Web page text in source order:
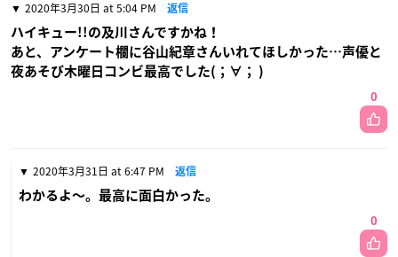
2020年3月30日 at 5:04 PM 返信
ハイキュー!!の及川さんですかね！
あと、アンケート欄に谷山紀章さんいれてほしかった…声優と
夜あそび木曜日コンビ最高でした(；∀； )
0
2020年3月31日 at 6:47 PM 返信
わかるよ〜。最高に面白かった。
0